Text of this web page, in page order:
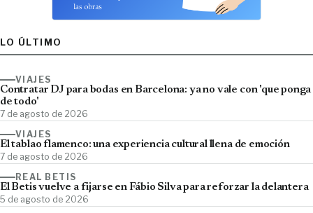
LO ÚLTIMO
VIAJES
Contratar DJ para bodas en Barcelona: ya no vale con 'que ponga
de todo'
7 de agosto de 2026
VIAJES
El tablao flamenco: una experiencia cultural llena de emoción
7 de agosto de 2026
REAL BETIS
El Betis vuelve a fijarse en Fábio Silva para reforzar la delantera
5 de agosto de 2026